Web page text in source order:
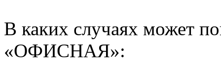
В каких случаях может
«ОФИСНАЯ»: